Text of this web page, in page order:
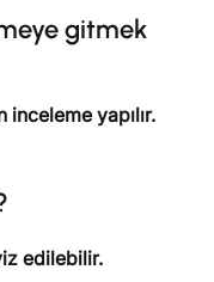
gitmek
yapılır.
edilebilir.